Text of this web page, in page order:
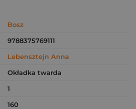
Bosz
9788375769111
Lebensztejn Anna
Okładka twarda
1
160